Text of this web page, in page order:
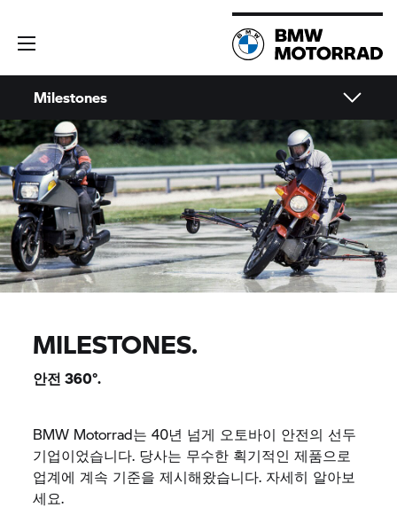
Milestones
MILESTONES.
안전 360°.
BMW Motorrad는 40년 넘게 오토바이 안전의 선두
기업이었습니다. 당사는 무수한 획기적인 제품으로
업계에 계속 기준을 제시해왔습니다. 자세히 알아보
세요.